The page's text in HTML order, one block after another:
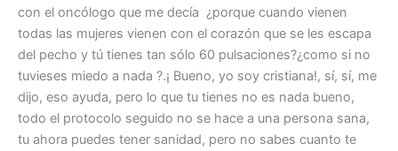
con el oncólogo que me decía ¿porque cuando vienen
todas las mujeres vienen con el corazón que se les escapa
del pecho y tú tienes tan sólo 60 pulsaciones?¿como si no
tuvieses miedo a nada ?.¡ Bueno, yo soy cristiana!, sí, sí, me
dijo, eso ayuda, pero lo que tu tienes no es nada bueno,
todo el protocolo seguido no se hace a una persona sana,
tu ahora puedes tener sanidad, pero no sabes cuanto te